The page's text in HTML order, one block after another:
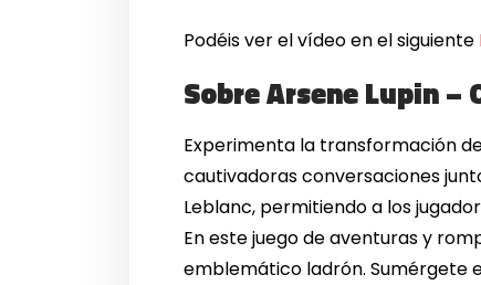
Podéis ver el vídeo en el siguiente
Sobre Arsene Lupin –
Experimenta la transformación
cautivadoras conversaciones
Leblanc, permitiendo a los
En este juego de aventuras y
emblemático ladrón. Sumérgete